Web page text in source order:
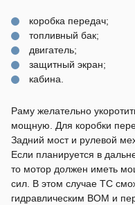
коробка передач;
топливный бак;
двигатель;
защитный экран;
кабина.
Раму желательно
мощную. Для коробки
Задний мост и рулевой
Если планируется в
то мотор должен иметь
сил. В этом случае ТС
гидравлическим ВОМ и